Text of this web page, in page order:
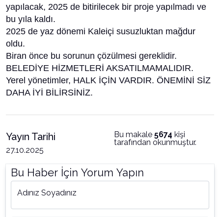
yapılacak, 2025 de bitirilecek bir proje yapılmadı ve
bu yıla kaldı.
2025 de yaz dönemi Kaleiçi susuzluktan mağdur
oldu.
Biran önce bu sorunun çözülmesi gereklidir.
BELEDİYE HİZMETLERİ AKSATILMAMALIDIR.
Yerel yönetimler, HALK İÇİN VARDIR. ÖNEMİNİ SİZ
DAHA İYİ BİLİRSİNİZ.
Yayın Tarihi
27.10.2025
Bu makale 5674 kişi
tarafından okunmuştur.
Bu Haber İçin Yorum Yapın
Adınız Soyadınız